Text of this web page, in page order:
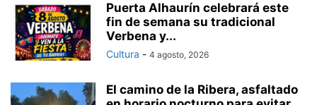
Puerta Alhaurín celebrará este
fin de semana su tradicional
Verbena y...
Cultura - 4 agosto, 2026
El camino de la Ribera, asfaltado